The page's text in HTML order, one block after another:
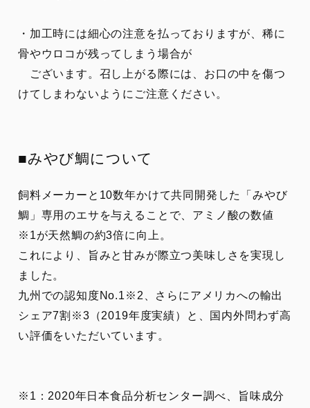
・加工時には細心の注意を払っておりますが、稀に
骨やウロコが残ってしまう場合が
ございます。召し上がる際には、お口の中を傷つ
けてしまわないようにご注意ください。
■みやび鯛について
飼料メーカーと10数年かけて共同開発した「みやび
鯛」専用のエサを与えることで、アミノ酸の数値
※1が天然鯛の約3倍に向上。
これにより、旨みと甘みが際立つ美味しさを実現し
ました。
九州での認知度No.1※2、さらにアメリカへの輸出
シェア7割※3（2019年度実績）と、国内外問わず高
い評価をいただいています。
※1：2020年日本食品分析センター調べ、旨味成分